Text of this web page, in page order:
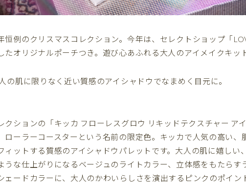
恒例のクリスマスコレクション。今年は、セレクトショップ「
たオリジナルポーチつき。遊び心あふれる大人のアイメイクキッ
の肌に限りなく近い質感のアイシャドウでなまめく目元に。
クションの「キッカ フローレスグロウ リキッドテクスチャー ア
ローラーコースターという名前の限定色。キッカで人気の高い、
ィットする質感のアイシャドウパレットです。大人の肌に嬉しい
うな仕上がりになるベージュのライトカラー、立体感をもたらす
ェードカラーに、大人のかわいらしさを演出するピンクのポイン